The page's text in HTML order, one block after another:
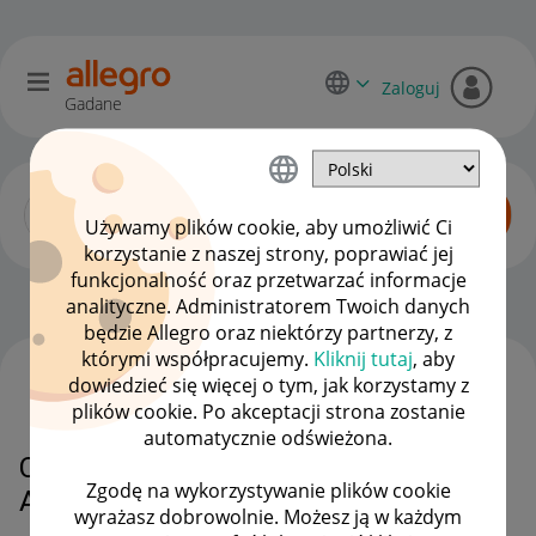
Używamy plików cookie, aby umożliwić Ci
korzystanie z naszej strony, poprawiać jej
funkcjonalność oraz przetwarzać informacje
analityczne. Administratorem Twoich danych
będzie Allegro oraz niektórzy partnerzy, z
którymi współpracujemy. Kliknij tutaj, aby
dowiedzieć się więcej o tym, jak korzystamy z
plików cookie. Po akceptacji strona zostanie
automatycznie odświeżona.
Zgodę na wykorzystywanie plików cookie
wyrażasz dobrowolnie. Możesz ją w każdym
Gadane
Zaloguj
Dyskusje kupujących OPCJE
Chciałbym złożyć skargę na
Allegro
WSZYSTKIE TEMATY